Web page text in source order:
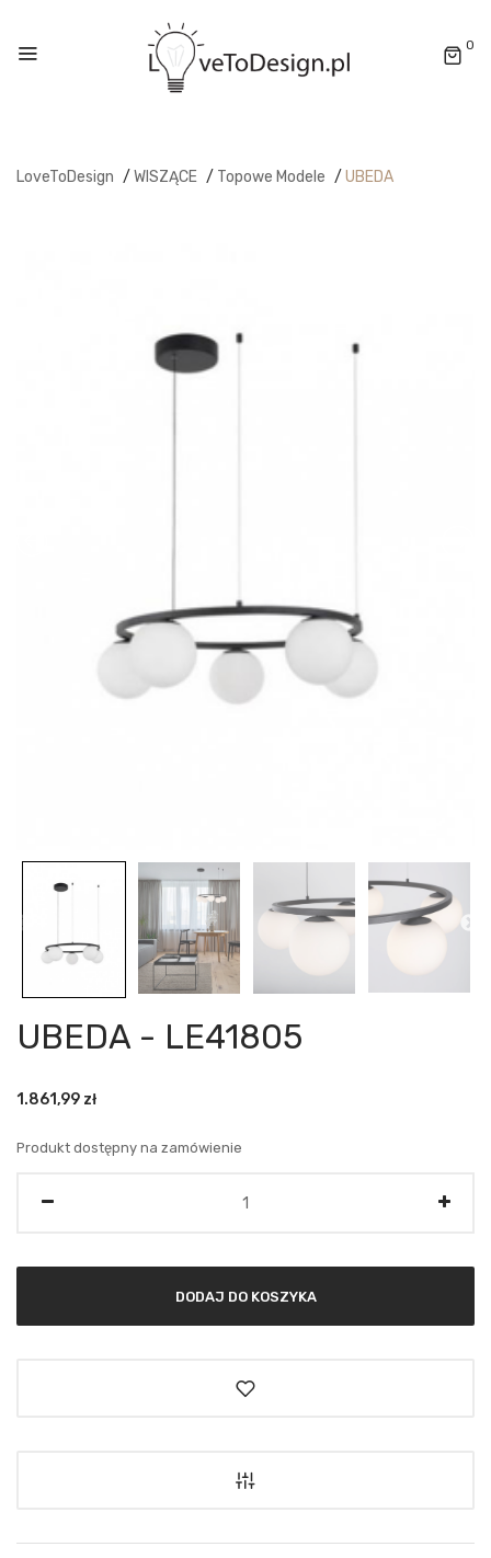
0
LoveToDesign / WISZĄCE / Topowe Modele / UBEDA
UBEDA - LE41805
1.861,99 zł
Produkt dostępny na zamówienie
DODAJ DO KOSZYKA